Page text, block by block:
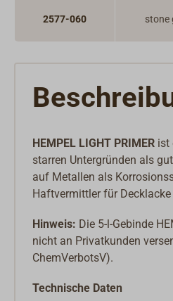
2577-060 stone
HEMPEL LIGHT PRIMER ist
starren Untergründen als
auf Metallen als
Haftvermittler für
Hinweis: Die 5-l-Gebinde
nicht an Privatkunden
ChemVerbotsV).
Technische Daten